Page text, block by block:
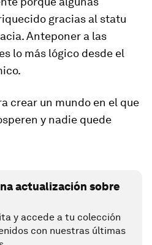
gracias al statu
Anteponer a las
lo más lógico desde el
crear un mundo en el que
y nadie quede
actualización sobre
y accede a tu colección
con nuestras últimas